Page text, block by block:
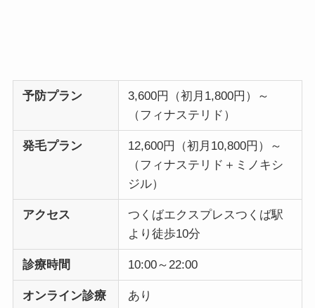
予防プラン
3,600円（初月1,800円）～
（フィナステリド）
発毛プラン
12,600円（初月10,800円）～
（フィナステリド＋ミノキシ
ジル）
アクセス
つくばエクスプレスつくば駅
より徒歩10分
診療時間 10:00～22:00
オンライン診療 あり